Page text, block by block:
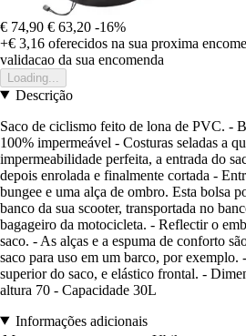
€ 74,90 € 63,20 -16%
+€ 3,16 oferecidos na sua proxima
validacao da sua encomenda
Loading...
Descrição
Saco de ciclismo feito de lona de PVC. -
100% impermeável - Costuras seladas a
impermeabilidade perfeita, a entrada do
depois enrolada e finalmente cortada -
bungee e uma alça de ombro. Esta bolsa
banco da sua scooter, transportada no
bagageiro da motocicleta. - Reflectir o
saco. - As alças e a espuma de conforto
saco para uso em um barco, por exemplo.
superior do saco, e elástico frontal. -
altura 70 - Capacidade 30L
Informações adicionais